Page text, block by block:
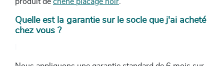
Quelle est la garantie sur le socle que j'ai acheté
chez vous ?